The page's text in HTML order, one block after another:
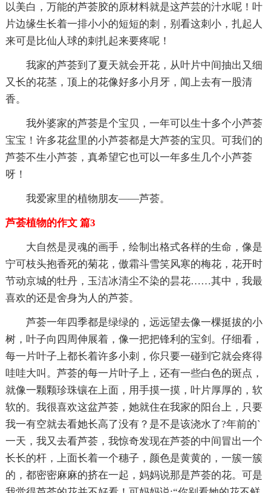
以美白，万能的芦荟胶的原材料就是这芦芸的汁水呢！叶
片边缘生长着一排小小的短短的刺，别看这刺小，扎起人
来可是比仙人球的刺扎起来要疼呢！
我家的芦荟到了夏天就会开花，从叶片中间抽出又细
又长的花茎，顶上的花像好多小月牙，闻上去有一股清
香。
我外婆家的芦荟是个宝贝，一年可以生十多个小芦荟
宝宝！许多花盆里的小芦荟都是大芦荟的宝贝。可我们的
芦荟不生小芦荟，真希望它也可以一年多生几个小芦荟
呀！
我爱家里的植物朋友——芦荟。
芦荟植物的作文 篇3
大自然是灵魂的画手，绘制出格式各样的生命，像是
宁可枝头抱香死的菊花，傲霜斗雪笑风寒的梅花，花开时
节动京城的牡丹，玉洁冰清尘不染的昙花……其中，我最
喜欢的还是舍身为人的芦荟。
芦荟一年四季都是绿绿的，远远望去像一棵挺拔的小
树，叶子向四周伸展着，像一把把锋利的宝剑。仔细看，
每一片叶子上都长着许多小刺，你只要一碰到它就会疼得
哇哇大叫。芦荟的每一片叶子上，还有一些白色的斑点，
就像一颗颗珍珠镶在上面，用手摸一摸，叶片厚厚的，软
软的。我很喜欢这盆芦荟，她就住在我家的阳台上，只要
我一有空就去看她长高了没有？是不是该浇水了?年前的`
一天，我又去看芦荟，我惊奇发现在芦荟的中间冒出一个
长长的杆，上面长着一个穗子，颜色是黄黄的，一簇一簇
的，都密密麻麻的挤在一起，妈妈说那是芦荟的花。可是